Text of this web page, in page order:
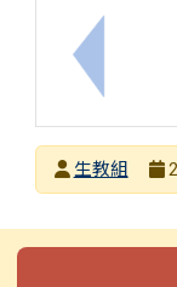
上一筆：
發布者
生教組
左邊區域內